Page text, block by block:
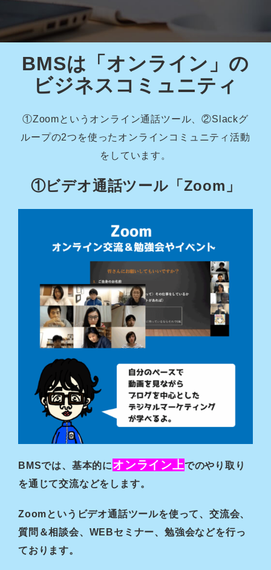
BMSは「オンライン」の
ビジネスコミュニティ
①Zoomというオンライン通話ツール、②Slackグ
ループの2つを使ったオンラインコミュニティ活動
をしています。
①ビデオ通話ツール「Zoom」
BMSでは、基本的にオンライン上でのやり取り
を通じて交流などをします。
Zoomというビデオ通話ツールを使って、交流会、
質問＆相談会、WEBセミナー、勉強会などを行っ
ております。